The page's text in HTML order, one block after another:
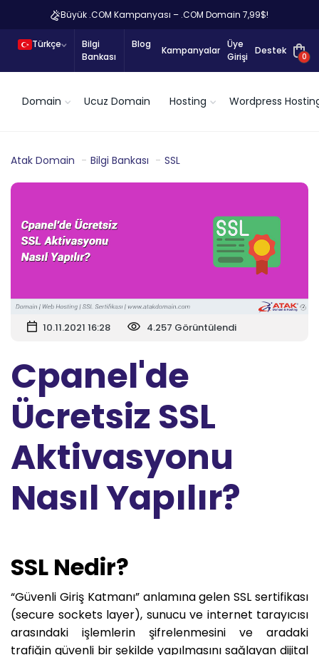
Büyük .COM Kampanyası – .COM Domain 7,99$!
Türkçe
Bilgi
Bankası
Blog
Kampanyalar
Üye
Girişi
Destek
0
Domain Ucuz Domain Hosting Wordpress
Atak Domain Bilgi Bankası SSL
10.11.2021 16:28 4.257 Görüntülendi
Cpanel'de
Ücretsiz SSL
Aktivasyonu
Nasıl Yapılır?
SSL Nedir?
“Güvenli Giriş Katmanı” anlamına gelen SSL sertifikası
(secure sockets layer), sunucu ve internet tarayıcısı
arasındaki işlemlerin şifrelenmesini ve aradaki
trafiğin güvenli bir şekilde yapılmasını sağlayan dijital